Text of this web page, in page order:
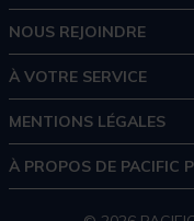
NOUS REJOINDRE
À VOTRE SERVICE
MENTIONS LÉGALES
À PROPOS DE PACIFIC